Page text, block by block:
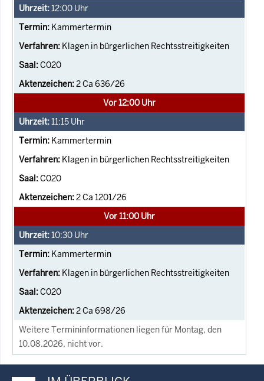
12:00 Uhr
Kammertermin
Klagen in bürgerlichen Rechtsstreitigkeiten
C020
2 Ca 636/26
Vor 12:00 Uhr
11:15 Uhr
Kammertermin
Klagen in bürgerlichen Rechtsstreitigkeiten
C020
2 Ca 1201/26
Vor 11:00 Uhr
10:30 Uhr
Kammertermin
Klagen in bürgerlichen Rechtsstreitigkeiten
C020
2 Ca 698/26
Weitere Termininformationen liegen für Montag, den
10.08.2026, nicht vor.